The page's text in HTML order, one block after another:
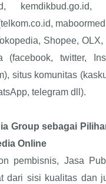
Shopee,
(facebook, twitter,
situs komunitas
telegram dll).
Group sebagai
Online
pembisnis, Jasa
dari sisi kualitas dan